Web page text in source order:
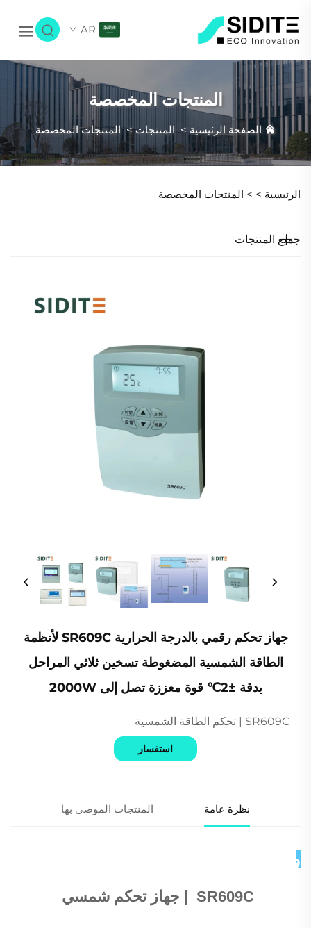
AR
المنتجات المخصصة
الصفحة الرئيسية> المنتجات>المنتجات المخصصة
الرئيسية > > المنتجات المخصصة
جميع المنتجات
جهاز تحكم رقمي بالدرجة الحرارية SR609C لأنظمة
الطاقة الشمسية المضغوطة تسخين ثلاثي المراحل
بدقة ±2℃ قوة معززة تصل إلى 2000W
SR609C | تحكم الطاقة الشمسية
استفسار
نظرة عامة المنتجات الموصى بها
وصف المنتج
SR609C
| جهاز تحكم شمسي